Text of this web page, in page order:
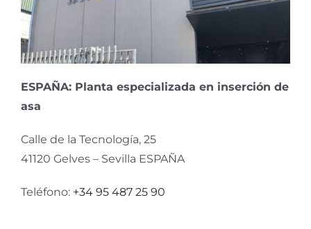
ESPAÑA: Planta especializada en inserción de
asa
Calle de la Tecnología, 25
41120 Gelves – Sevilla ESPAÑA
Teléfono: +34 95 487 25 90